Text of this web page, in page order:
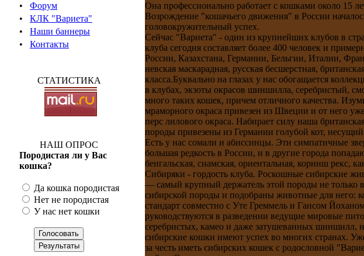
• Форум
• КЛК "Вариета"
• Наши баннеры
• Контакты
СТАТИСТИКА
НАШ ОПРОС
Породистая ли у Вас
кошка?
Да кошка породистая
Нет не породистая
У нас нет кошки
Она профессионально работает с кошками около 15
Возрождение "кошачьего движения" в России
головокружительный успех.
Сейчас "Вариета" - один из крупнейших клубов в
клуба сегодня составляет более 400 человек и
России, Казахстана, Германии, Бельгии, Италии,
невская маскарадная, русская бесшерстная,
класса.Буквально на глазах у нас обогащается
в клубах, экзоты окрасов шиншилла, серебристый,
много таких кошек, причем отличного качества.
мраморного окраса привезен из Швеции и от него
перс лилового окраса. Набирает силу наша
породы привезены из Германии голубой кот,
Есть у нас сомали и абиссинцы. Эти симпатичные
большая редкость в России, и в другие города
бенгальская, сиамская, ориентальная, корниш рекс,
Сибиряки - гордость клуба. Роскошные сибирские
— самый крупный держатель этой породы не только
сибирской породы и подобраны животные для него:
стандарт совместно с Уте Греммель и Гансом
руководствуются в разведении ведущие мировые
серебристых, камео и даже затушеванных шиншилл,
сибирские кошки имеют успех во многих странах.
за честь иметь сибирских кошек с родословной